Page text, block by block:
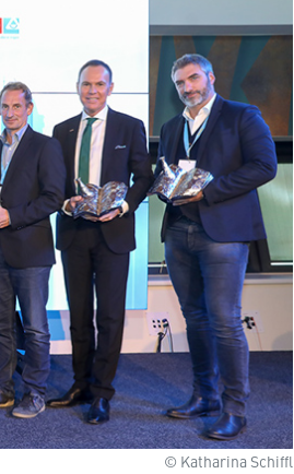
© Katharina Schiffl